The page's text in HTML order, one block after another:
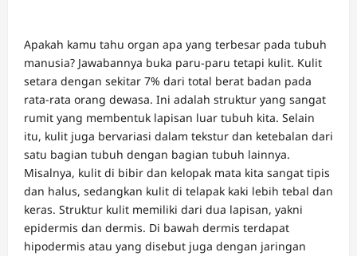
Apakah kamu tahu organ apa yang terbesar pada tubuh
manusia? Jawabannya buka paru-paru tetapi kulit. Kulit
setara dengan sekitar 7% dari total berat badan pada
rata-rata orang dewasa. Ini adalah struktur yang sangat
rumit yang membentuk lapisan luar tubuh kita. Selain
itu, kulit juga bervariasi dalam tekstur dan ketebalan dari
satu bagian tubuh dengan bagian tubuh lainnya.
Misalnya, kulit di bibir dan kelopak mata kita sangat tipis
dan halus, sedangkan kulit di telapak kaki lebih tebal dan
keras. Struktur kulit memiliki dari dua lapisan, yakni
epidermis dan dermis. Di bawah dermis terdapat
hipodermis atau yang disebut juga dengan jaringan